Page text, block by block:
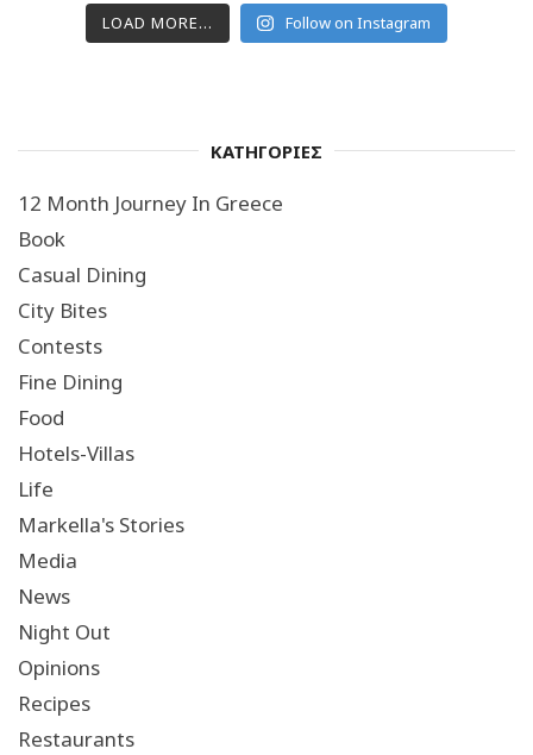
LOAD MORE... Follow on Instagram
ΚΑΤΗΓΟΡΙΕΣ
12 Month Journey In Greece
Book
Casual Dining
City Bites
Contests
Fine Dining
Food
Hotels-Villas
Life
Markella's Stories
Media
News
Night Out
Opinions
Recipes
Restaurants